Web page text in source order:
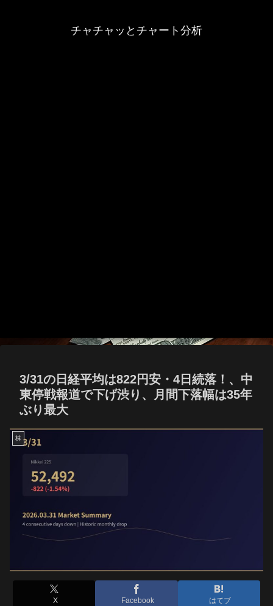
チャチャッとチャート分析
3/31の日経平均は822円安・4日続落！、中
東停戦報道で下げ渋り、月間下落幅は35年
ぶり最大
株
X Facebook はてブ